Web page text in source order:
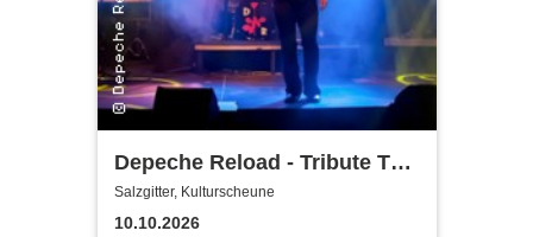
Depeche Reload - Tribute To
Depeche Mode
Salzgitter, Kulturscheune
10.10.2026